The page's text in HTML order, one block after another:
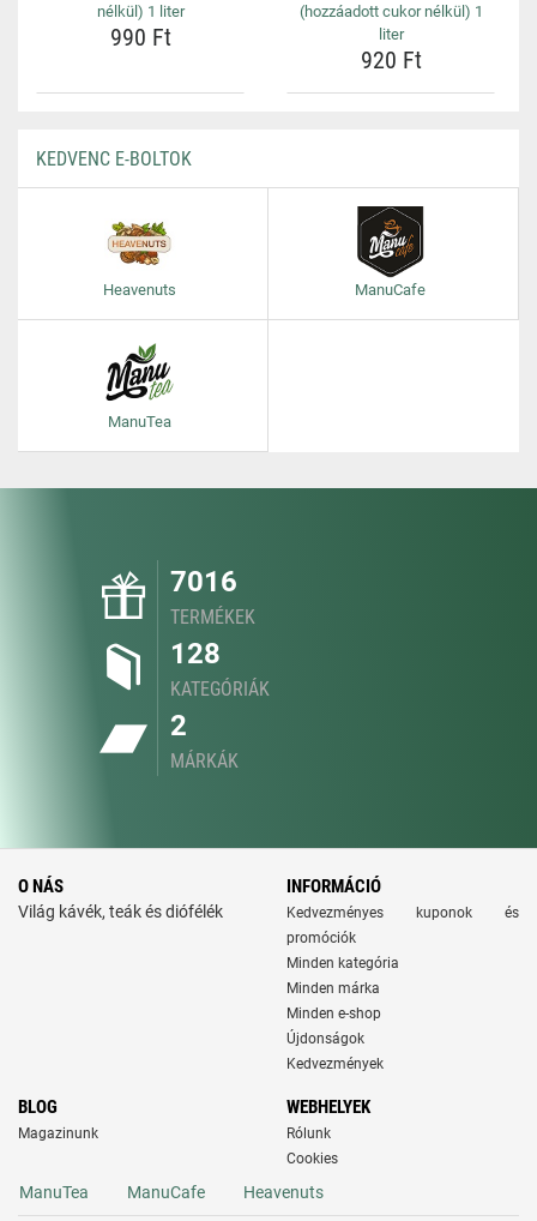
nélkül) 1 liter
990 Ft
(hozzáadott cukor nélkül) 1
liter
920 Ft
KEDVENC E-BOLTOK
Heavenuts ManuCafe
ManuTea
7016
TERMÉKEK
128
KATEGÓRIÁK
2
MÁRKÁK
O NÁS
Világ kávék, teák és diófélék
INFORMÁCIÓ
Kedvezményes kuponok és
promóciók
Minden kategória
Minden márka
Minden e-shop
Újdonságok
Kedvezmények
BLOG
Magazinunk
WEBHELYEK
Rólunk
Cookies
ManuTea ManuCafe Heavenuts